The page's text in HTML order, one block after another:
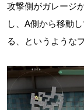
攻撃側がガレージ
し、A側から移動
る、というような